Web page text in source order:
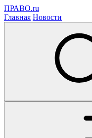
ПРАВО.ru
Главная Новости